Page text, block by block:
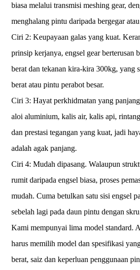
biasa melalui transmisi meshing gear,
menghalang pintu daripada bergegar
Ciri 2: Keupayaan galas yang kuat.
prinsip kerjanya, engsel gear berterusan
berat dan tekanan kira-kira 300kg, yang
berat atau pintu perabot besar.
Ciri 3: Hayat perkhidmatan yang
aloi aluminium, kalis air, kalis api,
dan prestasi tegangan yang kuat, jadi
adalah agak panjang.
Ciri 4: Mudah dipasang. Walaupun
rumit daripada engsel biasa, proses
mudah. Cuma betulkan satu sisi engsel
sebelah lagi pada daun pintu dengan
Kami mempunyai lima model standard.
harus memilih model dan spesifikasi
berat, saiz dan keperluan penggunaan